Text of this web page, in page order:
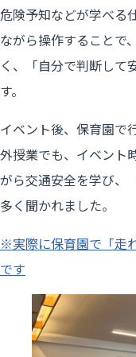
危険予知などが学べる
ながら操作することで
く、「自分で判断して
す。
イベント後、保育園で
外授業でも、イベント
がら交通安全を学び、
多く聞かれました。
※実際に保育園で「走
です